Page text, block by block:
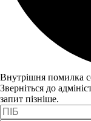
Внутрішня помилка
Зверніться до
запит пізніше.